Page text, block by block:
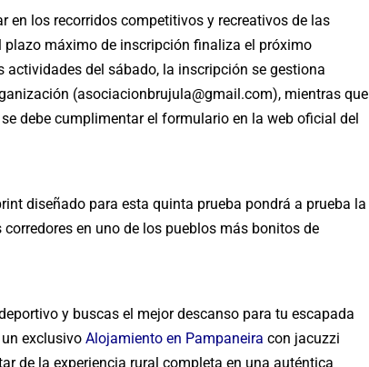
en los recorridos competitivos y recreativos de las
plazo máximo de inscripción finaliza el próximo
actividades del sábado, la inscripción se gestiona
(asociacionbrujula@gmail.com), mientras que
debe cumplimentar el formulario en la web oficial del
diseñado para esta quinta prueba pondrá a prueba la
en uno de los pueblos más bonitos de
y buscas el mejor descanso para tu escapada
exclusivo Alojamiento en Pampaneira con jacuzzi
de la experiencia rural completa en una auténtica